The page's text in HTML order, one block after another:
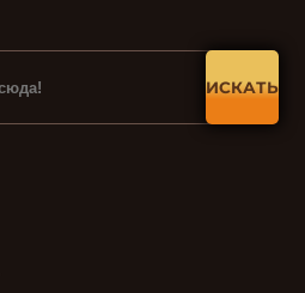
ИСКАТЬ